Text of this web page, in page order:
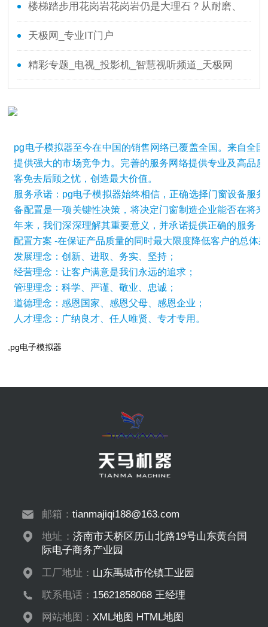
楼梯踏步用花岗岩花岗岩仍是大理石？从耐磨、
防滑、本钱全面剖析
天极网_专业IT门户
精彩专题_电视_投影机_智慧视听频道_天极网
pg电子模拟器至今在中国的销售网络已覆盖全国。来自全
提供强大的市场竞争力。完善的服务网络提供专业及高品
客免去后顾之忧，创造最大价值。
服务承诺：pg电子模拟器始终相信，正确选择门窗设备服
备配置是一项关键性决策，将决定门窗制造企业能否在将
年来，我们深深理解其重要意义，并承诺提供正确的服务
配置方案 -在保证产品质量的同时最大限度降低客户的总体
发展理念：创新、进取、务实、坚持；
经营理念：让客户满意是我们永远的追求；
管理理念：科学、严谨、敬业、忠诚；
道德理念：感恩国家、感恩父母、感恩企业；
人才理念：广纳良才、任人唯贤、专才专用。
,pg电子模拟器
邮箱：tianmajiqi188@163.com
地址： 济南市天桥区历山北路19号山东黄台国
际电子商务产业园
工厂地址： 山东禹城市伦镇工业园
联系电话： 15621858068 王经理
网站地图：XML地图 HTML地图